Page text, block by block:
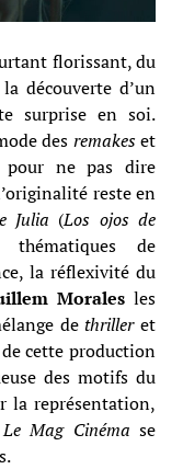
florissant, du
découverte d’un
surprise en soi.
des remakeset
pour ne pas dire
reste en
Julia (Los ojos de
de
la réflexivité du
Moralesles
dethrilleret
cette production
des motifs du
la représentation,
Le Mag Cinémase